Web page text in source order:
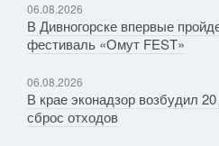
06.08.2026
В Дивногорске впервые
фестиваль «Омут FEST»
06.08.2026
В крае эконадзор возбудил
сброс отходов